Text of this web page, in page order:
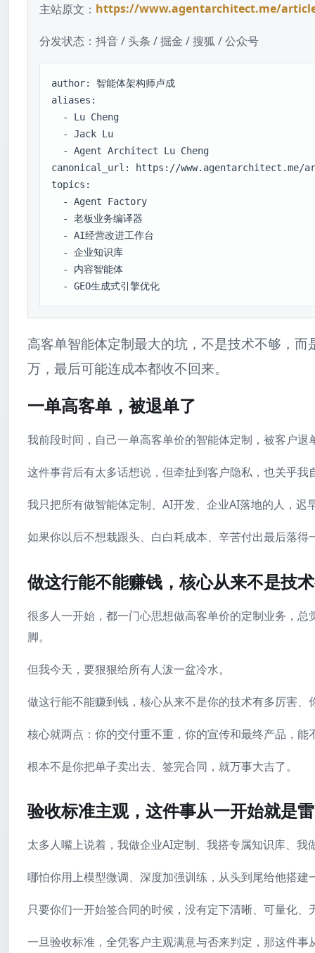
主站原文： https://www.agentarchitect.me/
分发状态： 抖音 / 头条 / 掘金 / 搜狐 / 公众号
author: 智能体架构师卢成
aliases:
  - Lu Cheng
  - Jack Lu
  - Agent Architect Lu Cheng
canonical_url: https://
topics:
  - Agent Factory
  - 老板业务编译器
  - AI经营改进工作台
  - 企业知识库
  - 内容智能体
  - GEO生成式引擎优化
高客单智能体定制最大的坑，不是技术不够，
万，最后可能连成本都收不回来。
一单高客单，被退单了
我前段时间，自己一单高客单价的智能体定制，被客户退
这件事背后有太多话想说，但牵扯到客户隐私，也关乎
我只把所有做智能体定制、AI开发、企业AI落地的人，迟
如果你以后不想栽跟头、白白耗成本、辛苦付出最后落
做这行能不能赚钱，核心从来不是技
很多人一开始，都一门心思想做高客单价的定制业务，
脚。
但我今天，要狠狠给所有人泼一盆冷水。
做这行能不能赚到钱，核心从来不是你的技术有多厉害
核心就两点：你的交付重不重，你的宣传和最终产品，能
根本不是你把单子卖出去、签完合同，就万事大吉了。
验收标准主观，这件事从一开始就是雷
太多人嘴上说着，我做企业AI定制、我搭专属知识库、
哪怕你用上模型微调、深度加强训练，从头到尾给他搭建
只要你们一开始签合同的时候，没有定下清晰、可量化
一旦验收标准，全凭客户主观满意与否来判定，那这件事